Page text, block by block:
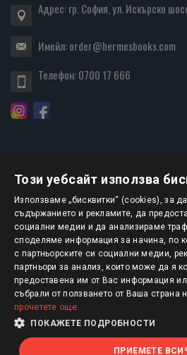
Адрес: гр. София, ул. Искърско
Имейл:order@hermesbooks.com
Телефон:0700 17 666
БЮЛЕТИН
Авторско право © 2025 HERMESBOOKS.BG
1 EUR = 1.95583 BGN
Този уебсайт използва
Използваме „бисквитки“ (cookies), за
съдържанието и рекламите, да
социални медии и да анализираме
споделяме информация за начина, по
с партньорските си социални медии,
партньори за анализ, които може да я
предоставена им от Вас информация
събрали от ползването от Ваша страна
прочетете още
ПОКАЖЕТЕ ПОДРОБНОСТИ
ПРИЕМЕТЕ